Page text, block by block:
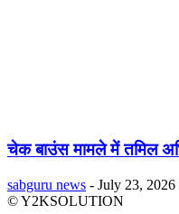
चेक बाउंस मामले में तमिल
sabguru news - July 23, 2026
© Y2KSOLUTION